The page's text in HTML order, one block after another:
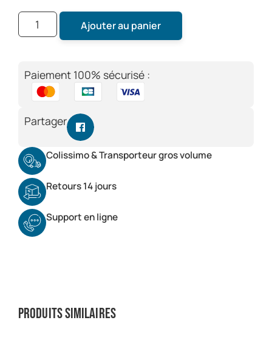
Ajouter au panier
Paiement 100% sécurisé :
Partager
Colissimo & Transporteur gros volume
Retours 14 jours
Support en ligne
Produits similaires